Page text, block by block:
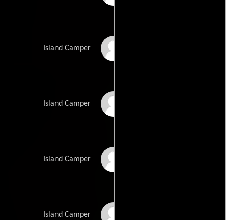
Island Camper
Island Camper
Island Camper
Island Camper